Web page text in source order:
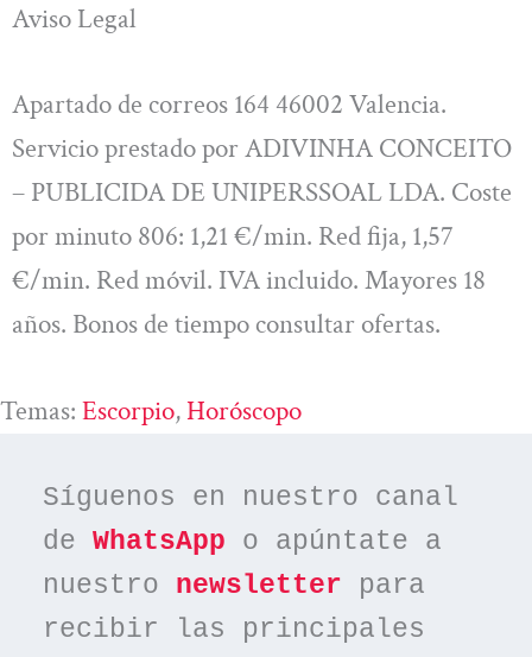
Aviso Legal
Apartado de correos 164 46002 Valencia.
Servicio prestado por ADIVINHA CONCEITO
– PUBLICIDA DE UNIPERSSOAL LDA. Coste
por minuto 806: 1,21 €/min. Red fija, 1,57
€/min. Red móvil. IVA incluido. Mayores 18
años. Bonos de tiempo consultar ofertas.
Temas: Escorpio, Horóscopo
Síguenos en nuestro canal
de WhatsApp o apúntate a
nuestro newsletter para
recibir las principales